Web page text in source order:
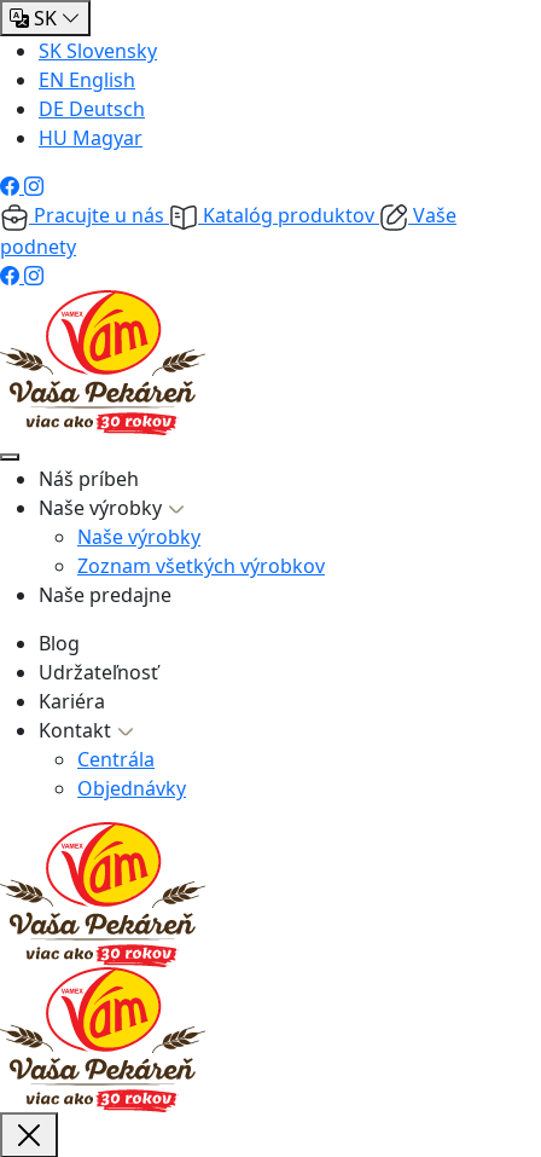
SK
SKSlovensky
EN English
DE Deutsch
HU Magyar
Pracujte u nás Katalóg produktov
Vaše
podnety
Náš príbeh
Naše výrobky
Naše výrobky
Zoznam všetkých výrobkov
Naše predajne
Blog
Udržateľnosť
Kariéra
Kontakt
Centrála
Objednávky